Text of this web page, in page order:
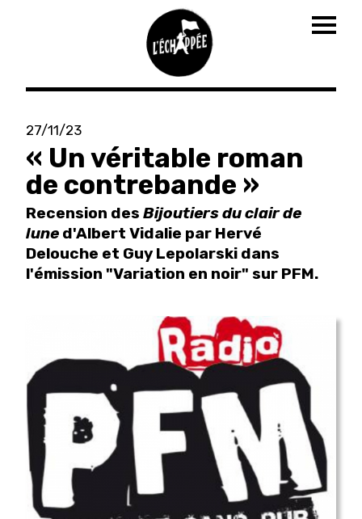
Aller
contenu
principal
27/11/23
« Un véritable roman
de contrebande »
Recension des Bijoutiers du clair de
lune d'Albert Vidalie par Hervé
Delouche et Guy Lepolarski dans
l'émission "Variation en noir" sur PFM.